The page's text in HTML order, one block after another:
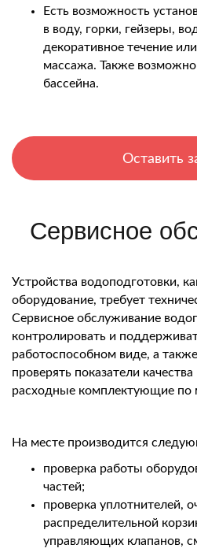
Есть возможность
в воду, горки, гейзеры,
декоративное течение
массажа. Также
бассейна.
Оставить
Сервисное
Устройства водоподготовки,
оборудование, требует
Сервисное обслуживание
контролировать и
работоспособном виде, а
проверять показатели
расходные комплектующие по
На месте производится
проверка работы
частей;
проверка уплотнителей,
распределительной
управляющих клапанов,